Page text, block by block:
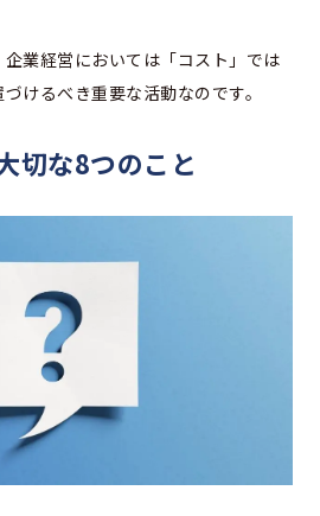
業経営においては「コスト」では
けるべき重要な活動なのです。
切な8つのこと